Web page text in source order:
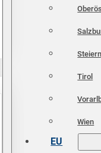
Tirol
Wien
EU